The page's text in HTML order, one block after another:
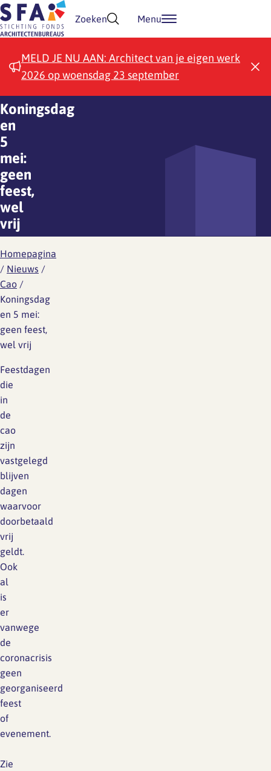
Doorgaan naar inhoud
Zoeken Menu
MELD JE NU AAN: Architect van je eigen werk
2026 op woensdag 23 september
Koningsdag
en
5
mei:
geen
feest,
wel
vrij
Homepagina
/ Nieuws /
Cao /
Koningsdag
en 5 mei:
geen feest,
wel vrij
Feestdagen
die
in
de
cao
zijn
vastgelegd
blijven
dagen
waarvoor
doorbetaald
vrij
geldt.
Ook
al
is
er
vanwege
de
coronacrisis
geen
georganiseerd
feest
of
evenement.
Zie